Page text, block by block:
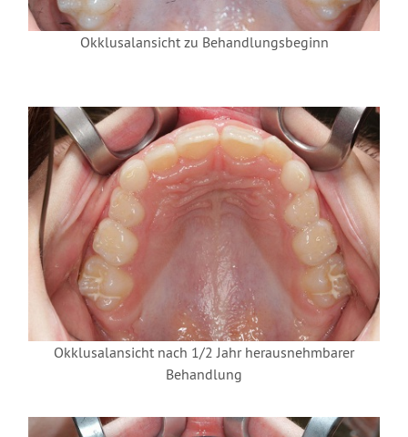
Okklusalansicht zu Behandlungsbeginn
Okklusalansicht nach 1/2 Jahr herausnehmbarer
Behandlung